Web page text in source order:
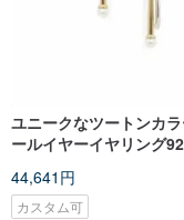
ユニークなツートンカ
ールイヤーイヤリング
トレピッドパールイヤー
プ
44,641円
カスタム可